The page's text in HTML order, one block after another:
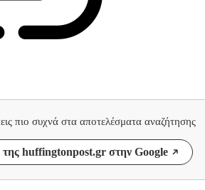
πιο συχνά στα αποτελέσματα αναζήτησης
huffingtonpost.gr στην Google